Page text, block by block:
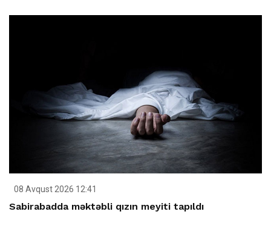
08 Avqust 2026 12:41
Sabirabadda məktəbli qızın meyiti tapıldı